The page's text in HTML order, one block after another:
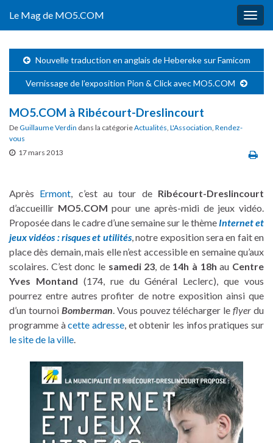
Le Mag de MO5.COM
Nouvelle traduction en anglais de Hebereke sur Famicom
Vernissage de l’exposition Pion & Click avec MO5.COM
MO5.COM à Ribécourt-Dreslincourt
DeGuillaume Verdin dans la catégorieActualités, L'Association, Rendez-
vous
17 mars 2013
Après Ermont, c’est au tour de Ribécourt-Dreslincourt
d’accueillir MO5.COM pour une après-midi de jeux vidéo.
Proposée dans le cadre d’une semaine sur le thème Internet et
jeux vidéos : risques et utilités, notre exposition sera en fait en
place dès demain, mais elle n’est accessible en semaine qu’aux
scolaires. C’est donc le samedi 23, de 14h à 18h au Centre
Yves Montand (174, rue du Général Leclerc), que vous
pourrez entre autres profiter de notre exposition ainsi que
d’un tournoi Bomberman. Vous pouvez télécharger leflyer du
programme àcette adresse, et obtenir les infos pratiques sur
le site de la ville.